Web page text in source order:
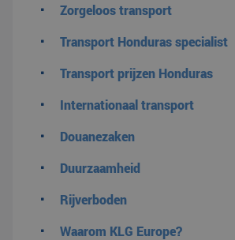
Zorgeloos transport
Transport Honduras specialist
Transport prijzen Honduras
Internationaal transport
Douanezaken
Duurzaamheid
Rijverboden
Waarom KLG Europe?